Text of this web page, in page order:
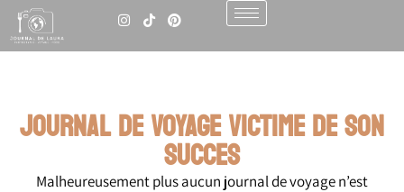
JOURNAL DE VOYAGE victime de son
succes
Malheureusement plus aucun journal de voyage n’est